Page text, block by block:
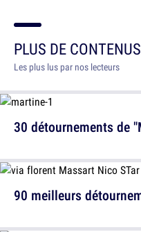
PLUS DE
Les plus lus par nos lecteurs
30 détournements de
90 meilleurs